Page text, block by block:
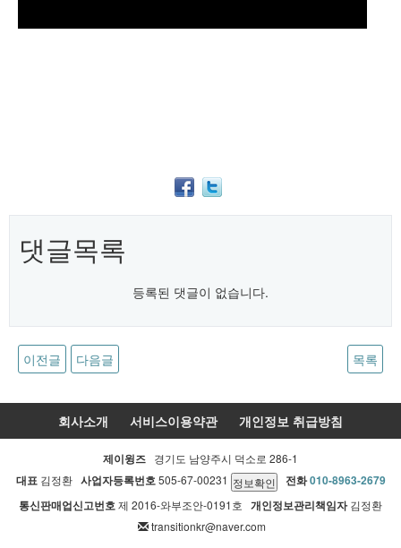
댓글목록
등록된 댓글이 없습니다.
이전글 다음글 목록
회사소개 서비스이용약관 개인정보 취급방침
제이윙즈 경기도 남양주시 덕소로 286-1
대표 김정환 사업자등록번호 505-67-00231 전화010-8963-2679
통신판매업신고번호제 2016-와부조안-0191호 개인정보관리책임자김정환
transitionkr@naver.com